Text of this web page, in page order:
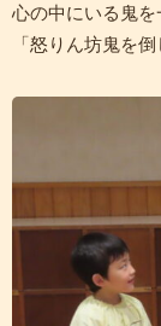
心の中にいる鬼を
「怒りん坊鬼を